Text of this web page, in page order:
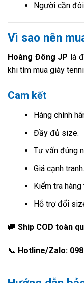
Người cần
Vì sao nên
Hoàng Đông JP là
khi tìm mua giày
Cam kết
Hàng chính
Đầy đủ size.
Tư vấn đúng
Giá cạnh tranh.
Kiểm tra
Hỗ trợ đổi
🚚 Ship COD toàn
📞 Hotline/Zalo: